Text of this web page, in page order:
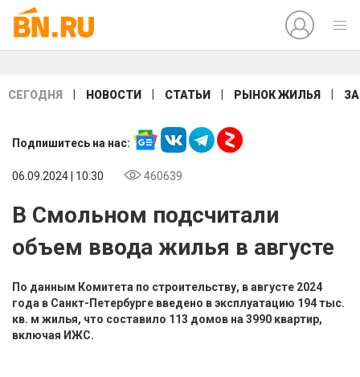
СЕГОДНЯ НОВОСТИ СТАТЬИ РЫНОК ЖИЛЬЯ
Подпишитесь на нас:
06.09.2024 | 10:30 460639
В Смольном подсчитали
объем ввода жилья в августе
По данным Комитета по строительству, в августе 2024
года в Санкт-Петербурге введено в эксплуатацию 194 тыс.
кв. м жилья, что составило 113 домов на 3990 квартир,
включая ИЖС.